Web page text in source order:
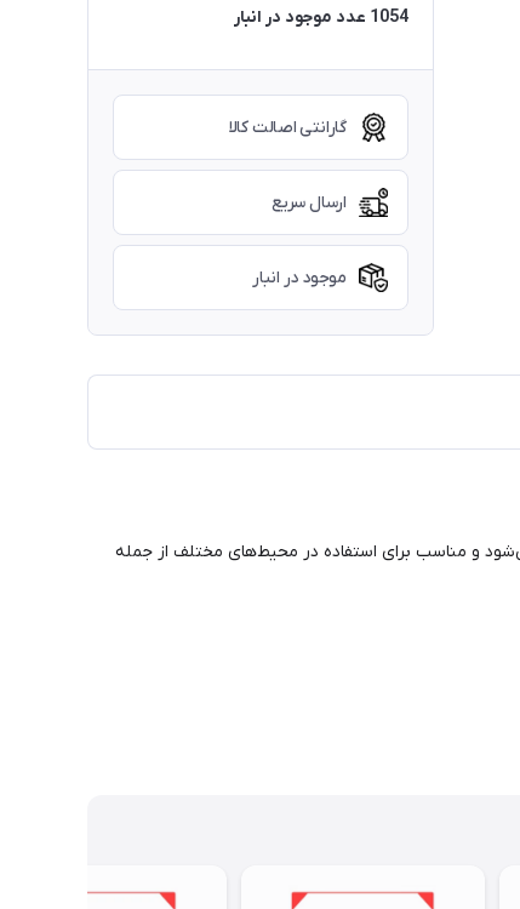
1054 عدد موجود در انبار
گارانتی اصالت کالا
ارسال سریع
موجود در انبار
و مناسب برای استفاده در محیط‌های مختلف از جمله